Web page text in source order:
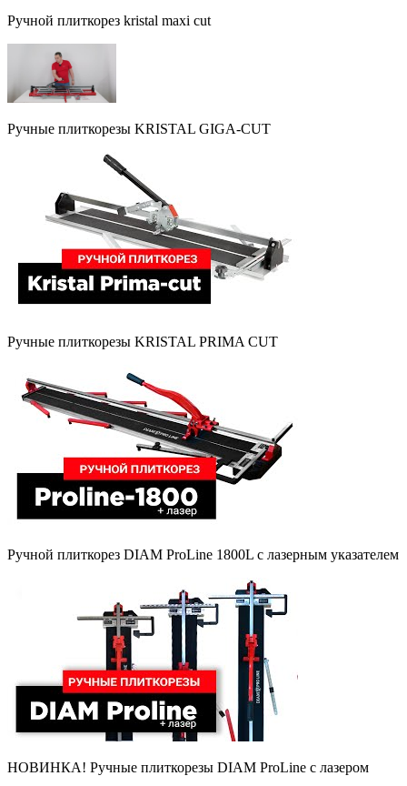
Ручной плиткорез kristal maxi cut
Ручные плиткорезы KRISTAL GIGA-CUT
Ручные плиткорезы KRISTAL PRIMA CUT
Ручной плиткорез DIAM ProLine 1800L с лазерным указателем
НОВИНКА! Ручные плиткорезы DIAM ProLine с лазером